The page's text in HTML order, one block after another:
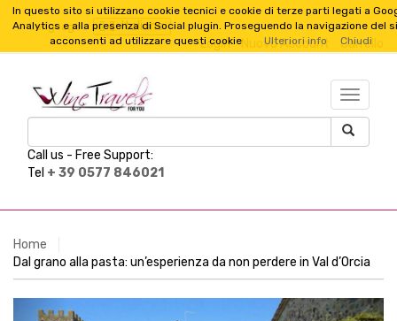
Language :
Italiano
Login
Nuovo Account Carrello
Call us - Free Support:
Tel + 39 0577 846021
Home
Dal grano alla pasta: un’esperienza da non perdere in Val d’Orcia
Previous Next
In questo sito si utilizzano cookie tecnici e cookie di terze parti legati a
Analytics e alla presenza di Social plugin. Proseguendo la navigazione del
acconsenti ad utilizzare questi cookie
Ulteriori info Chiudi